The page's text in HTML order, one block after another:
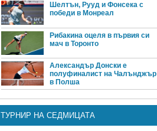
Шелтън, Рууд и Фонсека с
победи в Монреал
Рибакина оцеля в първия си
мач в Торонто
Александър Донски е
полуфиналист на Чалънджър
в Полша
ТУРНИР НА СЕДМИЦАТА